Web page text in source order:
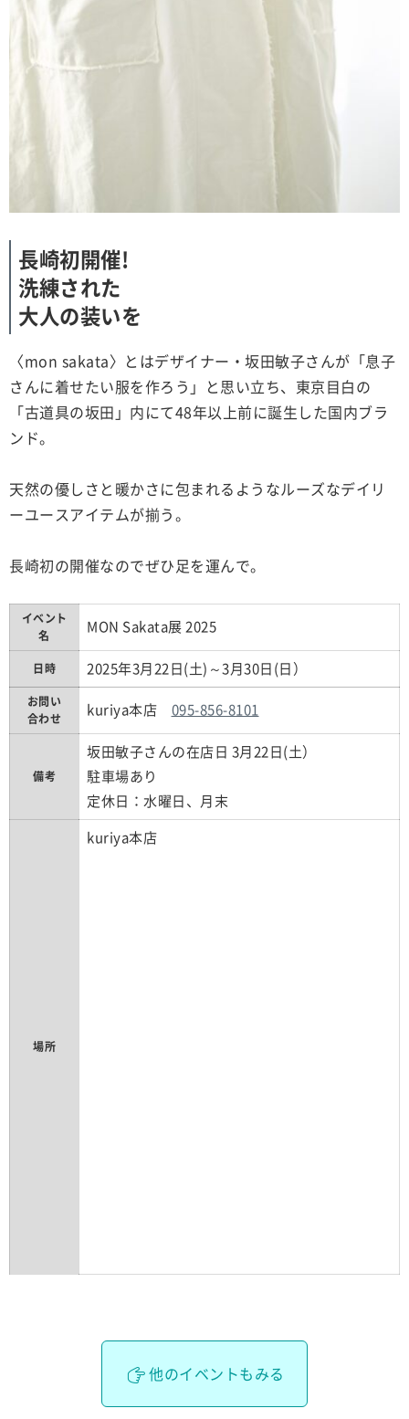
長崎初開催!
洗練された
大人の装いを
〈mon sakata〉とはデザイナー・坂田敏子さんが「息子
さんに着せたい服を作ろう」と思い立ち、東京目白の
「古道具の坂田」内にて48年以上前に誕生した国内ブラ
ンド。
天然の優しさと暖かさに包まれるようなルーズなデイリ
ーユースアイテムが揃う。
長崎初の開催なのでぜひ足を運んで。
イベント
名
MON Sakata展 2025
日時 2025年3月22日(土)～3月30日(日）
お問い
合わせ
kuriya本店 095-856-8101
備考
坂田敏子さんの在店日 3月22日(土）
駐車場あり
定休日：水曜日、月末
場所
kuriya本店
他のイベントもみる